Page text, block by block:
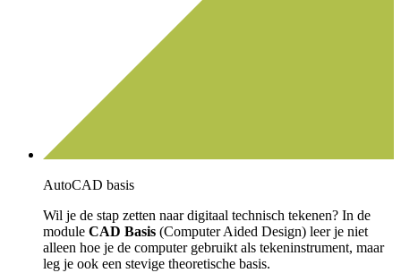
AutoCAD basis
Wil je de stap zetten naar digitaal technisch tekenen? In de
module CAD Basis (Computer Aided Design) leer je niet
alleen hoe je de computer gebruikt als tekeninstrument, maar
leg je ook een stevige theoretische basis.